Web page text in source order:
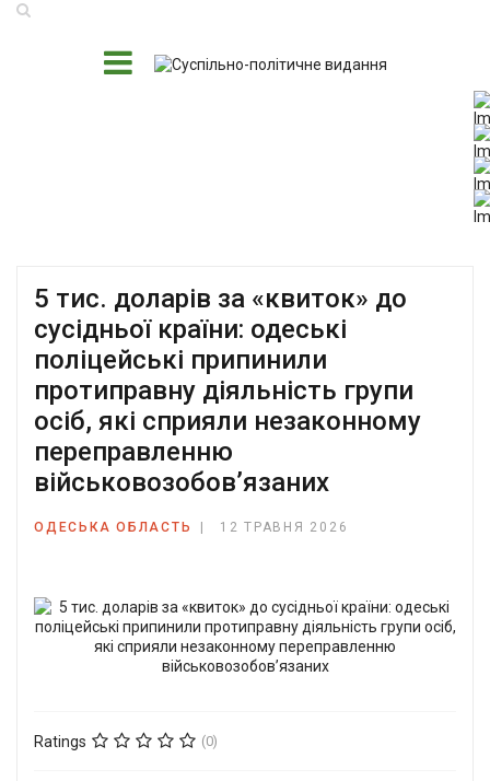
5 тис. доларів за «квиток» до
сусідньої країни: одеські
поліцейські припинили
протиправну діяльність групи
осіб, які сприяли незаконному
переправленню
військовозобов’язаних
ОДЕСЬКА ОБЛАСТЬ 12 ТРАВНЯ 2026
Ratings (0)